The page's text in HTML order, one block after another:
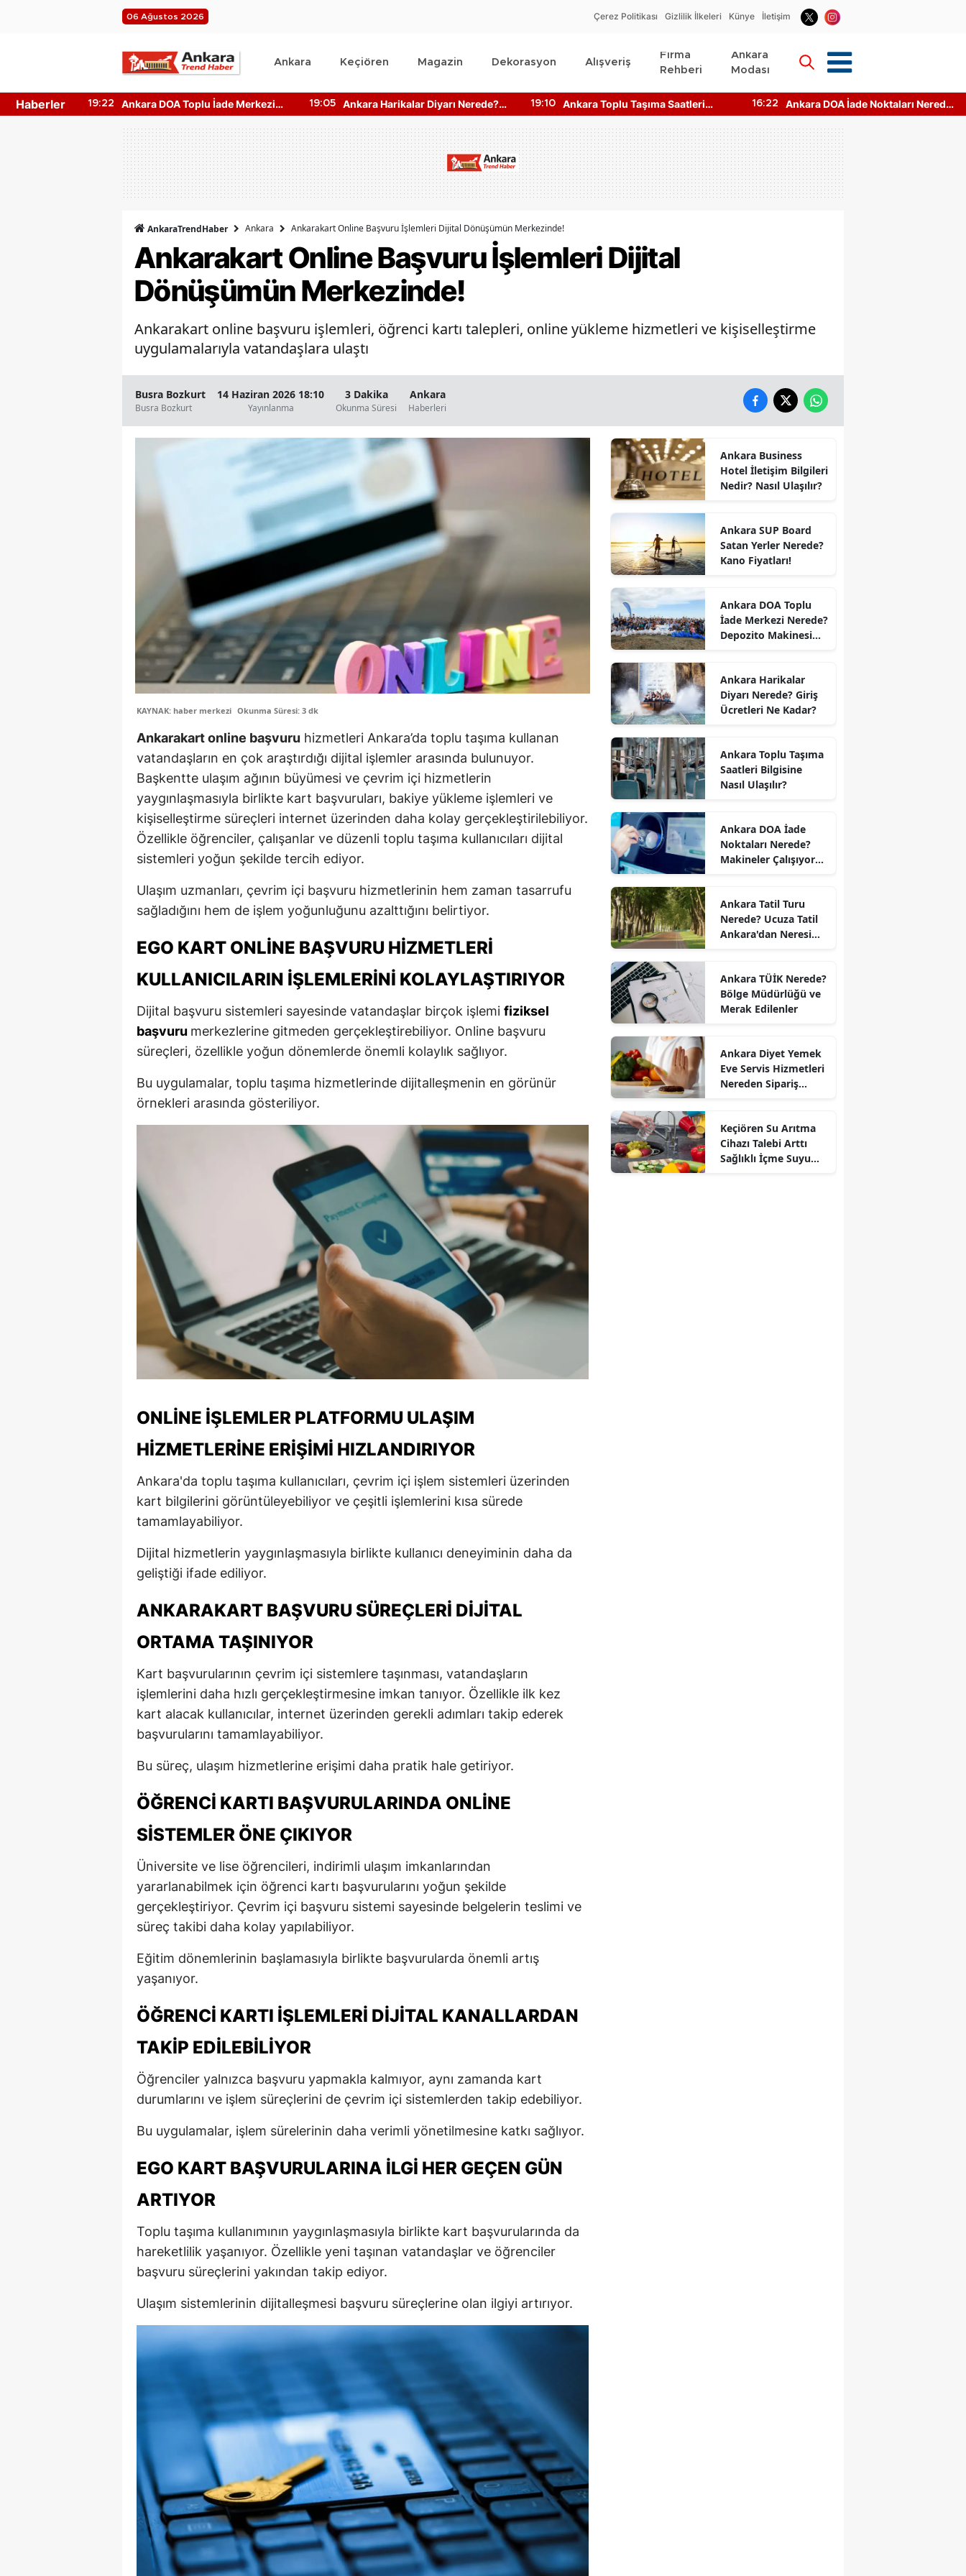
06 Ağustos 2026 Çerez Politikası Gizlilik İlkeleri Künye İletişim
Ankara Keçiören Magazin Dekorasyon Alışveriş
Firma
Rehberi
Ankara
Modası
Haberler
Merkezi
19:05
Ankara Harikalar Diyarı Nerede?
Giriş Ücretleri Ne Kadar?
19:10
Ankara Toplu Taşıma Saatleri
Bilgisine Nasıl Ulaşılır?
16:22
Ankara DOA İade Noktaları Nerede?
Makineler Çalışıyor mu?
21:36
Ankara Tatil Turu Nerede? Ucuza
Tatil Ankara'dan Neresi Var?
AnkaraTrendHaber Ankara Ankarakart Online Başvuru İşlemleri Dijital Dönüşümün Merkezinde!
Ankarakart Online Başvuru İşlemleri Dijital
Dönüşümün Merkezinde!
Ankarakart online başvuru işlemleri, öğrenci kartı talepleri, online yükleme hizmetleri ve kişiselleştirme
uygulamalarıyla vatandaşlara ulaştı
Busra Bozkurt
Busra Bozkurt
14 Haziran 2026 18:10
Yayınlanma
3 Dakika
Okunma Süresi
Ankara
Haberleri
KAYNAK: haber merkezi Okunma Süresi: 3 dk
Ankarakart online başvuru hizmetleri Ankara’da toplu taşıma kullanan
vatandaşların en çok araştırdığı dijital işlemler arasında bulunuyor.
Başkentte ulaşım ağının büyümesi ve çevrim içi hizmetlerin
yaygınlaşmasıyla birlikte kart başvuruları, bakiye yükleme işlemleri ve
kişiselleştirme süreçleri internet üzerinden daha kolay gerçekleştirilebiliyor.
Özellikle öğrenciler, çalışanlar ve düzenli toplu taşıma kullanıcıları dijital
sistemleri yoğun şekilde tercih ediyor.
Ulaşım uzmanları, çevrim içi başvuru hizmetlerinin hem zaman tasarrufu
sağladığını hem de işlem yoğunluğunu azalttığını belirtiyor.
EGO KART ONLINE BAŞVURU HIZMETLERI
KULLANICILARIN İŞLEMLERINI KOLAYLAŞTIRIYOR
Dijital başvuru sistemleri sayesinde vatandaşlar birçok işlemi fiziksel
başvuru merkezlerine gitmeden gerçekleştirebiliyor. Online başvuru
süreçleri, özellikle yoğun dönemlerde önemli kolaylık sağlıyor.
Bu uygulamalar, toplu taşıma hizmetlerinde dijitalleşmenin en görünür
örnekleri arasında gösteriliyor.
ONLINE İŞLEMLER PLATFORMU ULAŞIM
HIZMETLERINE ERIŞIMI HIZLANDIRIYOR
Ankara'da toplu taşıma kullanıcıları, çevrim içi işlem sistemleri üzerinden
kart bilgilerini görüntüleyebiliyor ve çeşitli işlemlerini kısa sürede
tamamlayabiliyor.
Dijital hizmetlerin yaygınlaşmasıyla birlikte kullanıcı deneyiminin daha da
geliştiği ifade ediliyor.
ANKARAKART BAŞVURU SÜREÇLERI DIJITAL
ORTAMA TAŞINIYOR
Kart başvurularının çevrim içi sistemlere taşınması, vatandaşların
işlemlerini daha hızlı gerçekleştirmesine imkan tanıyor. Özellikle ilk kez
kart alacak kullanıcılar, internet üzerinden gerekli adımları takip ederek
başvurularını tamamlayabiliyor.
Bu süreç, ulaşım hizmetlerine erişimi daha pratik hale getiriyor.
ÖĞRENCI KARTI BAŞVURULARINDA ONLINE
SISTEMLER ÖNE ÇIKIYOR
Üniversite ve lise öğrencileri, indirimli ulaşım imkanlarından
yararlanabilmek için öğrenci kartı başvurularını yoğun şekilde
gerçekleştiriyor. Çevrim içi başvuru sistemi sayesinde belgelerin teslimi ve
süreç takibi daha kolay yapılabiliyor.
Eğitim dönemlerinin başlamasıyla birlikte başvurularda önemli artış
yaşanıyor.
ÖĞRENCI KARTI İŞLEMLERI DIJITAL KANALLARDAN
TAKIP EDILEBILIYOR
Öğrenciler yalnızca başvuru yapmakla kalmıyor, aynı zamanda kart
durumlarını ve işlem süreçlerini de çevrim içi sistemlerden takip edebiliyor.
Bu uygulamalar, işlem sürelerinin daha verimli yönetilmesine katkı sağlıyor.
EGO KART BAŞVURULARINA İLGI HER GEÇEN GÜN
ARTIYOR
Toplu taşıma kullanımının yaygınlaşmasıyla birlikte kart başvurularında da
hareketlilik yaşanıyor. Özellikle yeni taşınan vatandaşlar ve öğrenciler
başvuru süreçlerini yakından takip ediyor.
Ulaşım sistemlerinin dijitalleşmesi başvuru süreçlerine olan ilgiyi artırıyor.
Ankara Business
Hotel İletişim Bilgileri
Nedir? Nasıl Ulaşılır?
Ankara SUP Board
Satan Yerler Nerede?
Kano Fiyatları!
Ankara DOA Toplu
İade Merkezi Nerede?
Depozito Makinesi
Ankara Harikalar
Diyarı Nerede? Giriş
Ücretleri Ne Kadar?
Ankara Toplu Taşıma
Saatleri Bilgisine
Nasıl Ulaşılır?
Ankara DOA İade
Noktaları Nerede?
Makineler Çalışıyor
Ankara Tatil Turu
Nerede? Ucuza Tatil
Ankara'dan Neresi
Ankara TÜİK Nerede?
Bölge Müdürlüğü ve
Merak Edilenler
Ankara Diyet Yemek
Eve Servis Hizmetleri
Nereden Sipariş
Keçiören Su Arıtma
Cihazı Talebi Arttı
Sağlıklı İçme Suyu